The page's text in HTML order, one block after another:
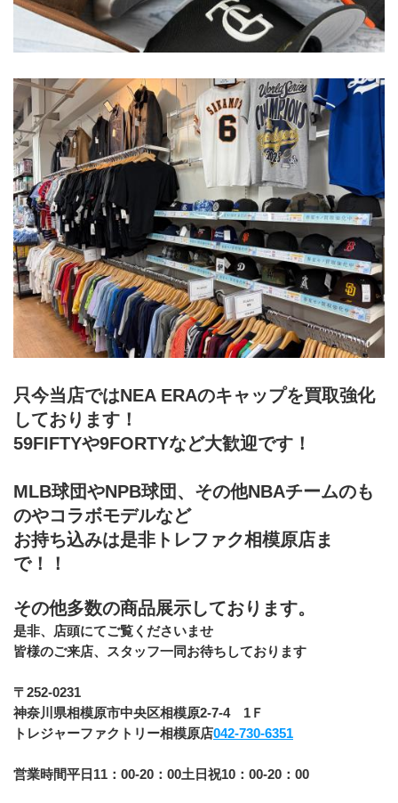
只今当店ではNEA ERAのキャップを買取強化
しております！
59FIFTYや9FORTYなど大歓迎です！
MLB球団やNPB球団、その他NBAチームのも
のやコラボモデルなど
お持ち込みは是非トレファク相模原店ま
で！！
その他多数の商品展示しております。
﻿是非、店頭にてご覧くださいませ
皆様のご来店、スタッフ一同お待ちしております
﻿〒252-0231
神奈川県相模原市中央区相模原2-7-4　1Ｆ
トレジャーファクトリー相模原店042-730-6351
営業時間平日11：00-20：00土日祝10：00-20：00